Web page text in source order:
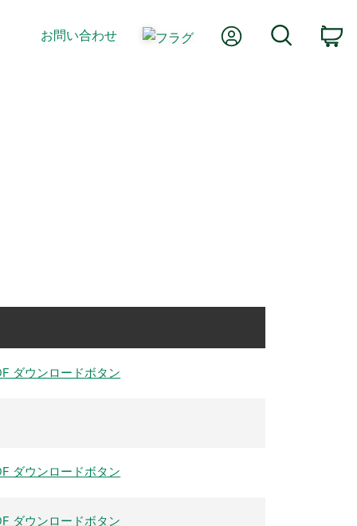
お問い合わせ Myアカウント
ダウンロードボタン
ダウンロードボタン
ダウンロードボタン